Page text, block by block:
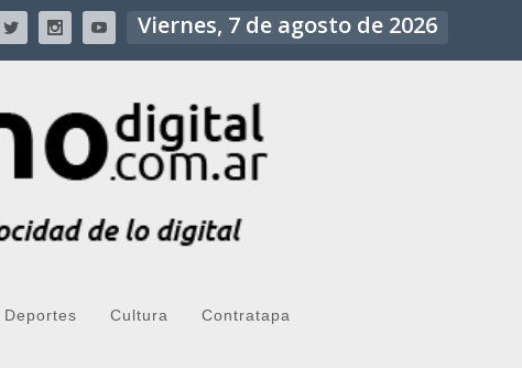
Viernes, 7 de agosto de 2026
Deportes Cultura Contratapa